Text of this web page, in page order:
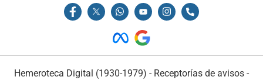
Hemeroteca Digital (1930-1979) - Receptorías de avisos -